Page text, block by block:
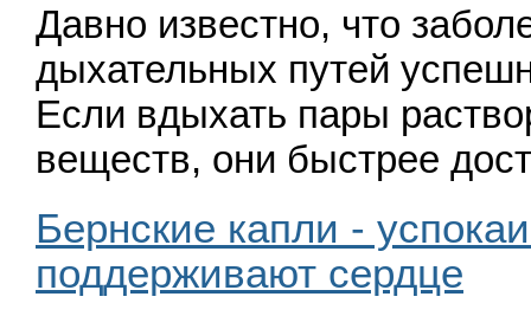
Давно известно, что
дыхательных путей
Если вдыхать пары
веществ, они быстрее
Бернские капли -
поддерживают сердце